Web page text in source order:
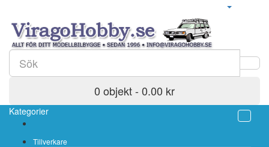
0 objekt - 0.00 kr
Kategorier
Tillverkare